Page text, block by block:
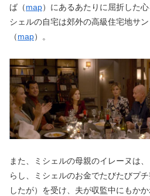
ば（map）にあるあたりに屈折した
シェルの自宅は郊外の高級住宅地サ
（map）。
また、ミシェルの母親のイレーヌは
らし、ミシェルのお金でたびたびプ
したが）を受け、夫が収監中にもか